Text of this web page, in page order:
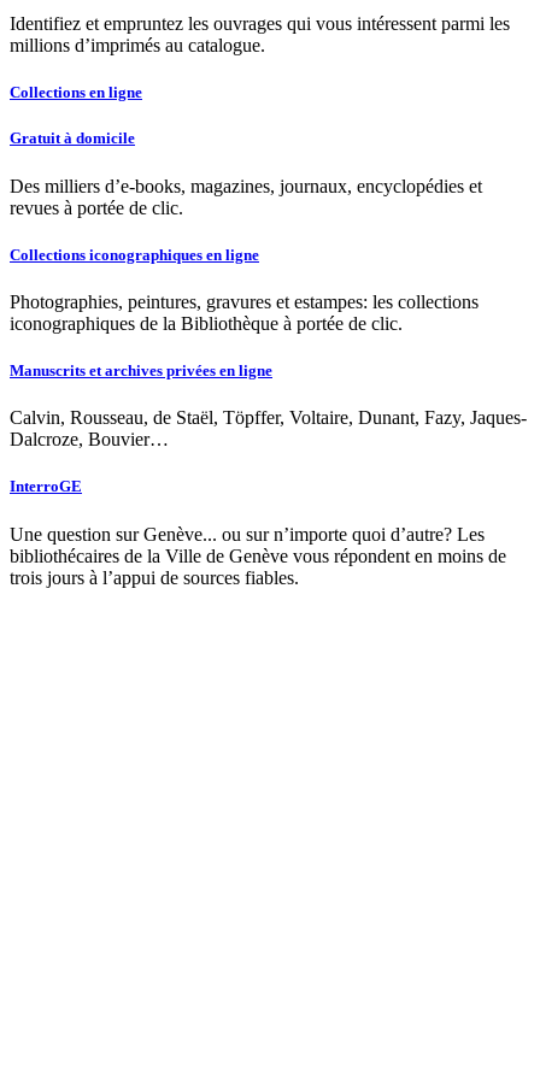
Identifiez et empruntez les ouvrages qui vous intéressent parmi les
millions d’imprimés au catalogue.
Collections en ligne
Gratuit à domicile
Des milliers d’e-books, magazines, journaux, encyclopédies et
revues à portée de clic.
Collections iconographiques en ligne
Photographies, peintures, gravures et estampes: les collections
iconographiques de la Bibliothèque à portée de clic.
Manuscrits et archives privées en ligne
Calvin, Rousseau, de Staël, Töpffer, Voltaire, Dunant, Fazy, Jaques-
Dalcroze, Bouvier…
InterroGE
Une question sur Genève... ou sur n’importe quoi d’autre? Les
bibliothécaires de la Ville de Genève vous répondent en moins de
trois jours à l’appui de sources fiables.